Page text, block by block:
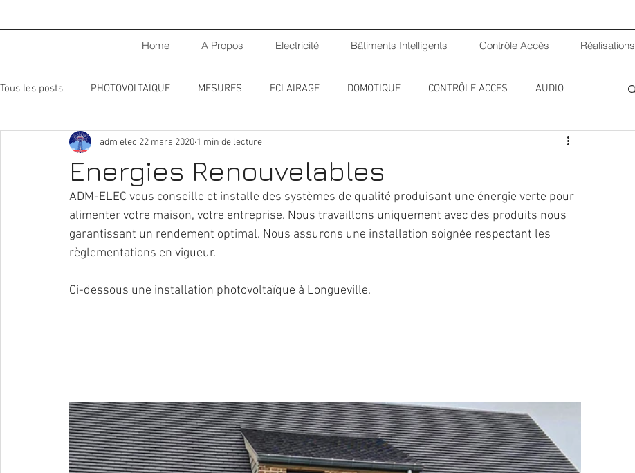
Home A Propos Electricité Bâtiments Intelligents Contrôle Accès Réalisations
Tous les posts PHOTOVOLTAÏQUE MESURES ECLAIRAGE DOMOTIQUE CONTRÔLE ACCES AUDIO
INSTALLATIONS ELECTRIQUES
Energies Renouvelables
adm elec 22 mars 2020 1 min de lecture
ADM-ELEC vous conseille et installe des systèmes de qualité produisant une énergie verte pour
alimenter votre maison, votre entreprise. Nous travaillons uniquement avec des produits nous
garantissant un rendement optimal. Nous assurons une installation soignée respectant les
règlementations en vigueur.
Ci-dessous une installation photovoltaïque à Longueville.